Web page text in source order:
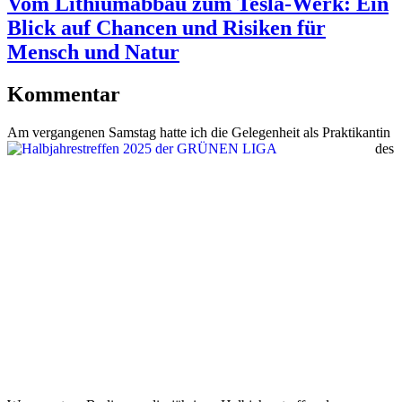
Blick auf Chancen und Risiken für
Mensch und Natur
Kommentar
Am vergangenen Samstag hatte ich die Gelegenheit als Praktikantin
des